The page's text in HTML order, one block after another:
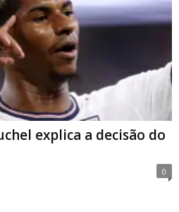
explica a decisão do
0